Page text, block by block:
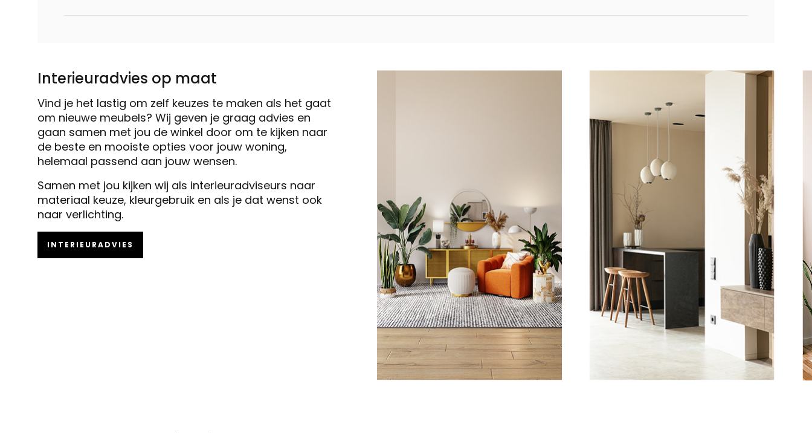
Interieuradvies op maat
Vind je het lastig om zelf keuzes te maken als het gaat
om nieuwe meubels? Wij geven je graag advies en
gaan samen met jou de winkel door om te kijken naar
de beste en mooiste opties voor jouw woning,
helemaal passend aan jouw wensen.
Samen met jou kijken wij als interieuradviseurs naar
materiaal keuze, kleurgebruik en als je dat wenst ook
naar verlichting.
INTERIEURADVIES